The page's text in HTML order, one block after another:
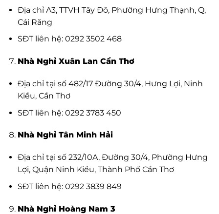
Địa chỉ A3, TTVH Tây Đô, Phường Hưng Thạnh, Q,
Cái Răng
SĐT liên hệ: 0292 3502 468
Nhà Nghỉ Xuân Lan Cần Thơ
Địa chỉ tại số 482/17 Đường 30/4, Hưng Lợi, Ninh
Kiều, Cần Thơ
SĐT liên hệ: 0292 3783 450
Nhà Nghỉ Tân Minh Hải
Địa chỉ tại số 232/10A, Đường 30/4, Phường Hưng
Lợi, Quận Ninh Kiều, Thành Phố Cần Thơ
SĐT liên hệ: 0292 3839 849
Nhà Nghỉ Hoàng Nam 3